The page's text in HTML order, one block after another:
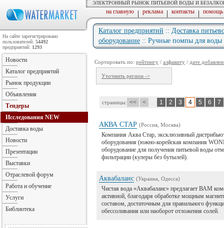
ЭЛЕКТРОННЫЙ РЫНОК ПИТЬЕВОЙ ВОДЫ И
на главную | реклама | контакты | помощь
Каталог предприятий :: Доставка
оборудование :: Ручные помпы для воды
Сортировать по: рейтингу / алфавиту / дате
Уточнить регион ->
страницы: << < ... 1 2 3 4 5 6 7
АКВА СТАР (Россия, Москва)
Компания Аква Стар, эксклюзивный
оборудования (южно-корейская компания
оборудование для получения питьевой воды
фильтрации (кулеры без бутылей).
Аквабаланс (Украина, Одесса)
Чистая вода «Аквабаланс» предлагает ВАМ
активной, благодаря обработке мощным
составом, достаточным для правильного
обессоливания или наоборот отложения солей.
На сайте зарегистрировано
пользователей: 54492
предприятий: 1293
Новости
Каталог предприятий
Рынок продукции
Объявления
Тендеры
Исследования NEW
Доставка воды
Новости
Презентации
Выставки
Отраслевой форум
Работа и обучение
Услуги
Библиотека